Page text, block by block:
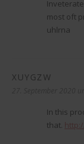
most oft
uhlrna
XUYGZW
In this
that.